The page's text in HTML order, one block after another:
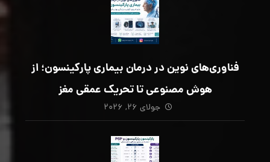
فناوری‌های نوین در درمان بیماری پارکینسون؛ از
هوش مصنوعی تا تحریک عمقی مغز
جولای ۲۶, ۲۰۲۶